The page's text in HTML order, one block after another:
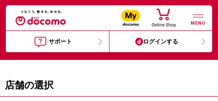
MENU
サポート ログインする
店舗の選択